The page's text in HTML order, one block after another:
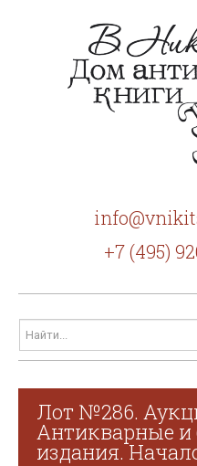
+7 (495)
Лот №286.
Антикварные и
издания.